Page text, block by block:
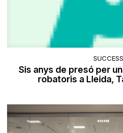
Sis anys de presó per
robatoris a Lleida,